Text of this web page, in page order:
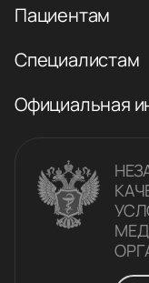
Пациентам
Специалистам
Официальная